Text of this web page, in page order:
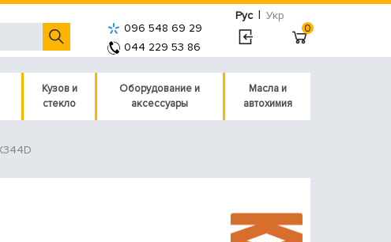
Рус | Укр
096 548 69 29
044 229 53 86
0
Кузов и
стекло
Оборудование и
аксессуары
Масла и
автохимия